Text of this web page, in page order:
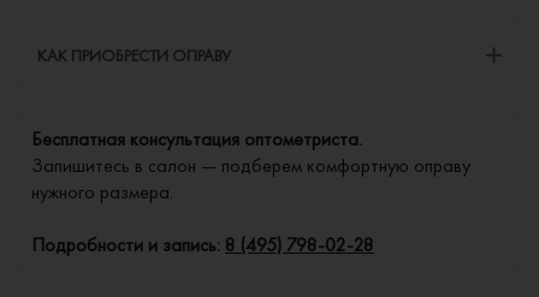
КАК ПРИОБРЕСТИ ОПРАВУ
Бесплатная консультация оптометриста.
Запишитесь в салон — подберем комфортную оправу
нужного размера.
Подробности и запись: 8 (495) 798-02-28